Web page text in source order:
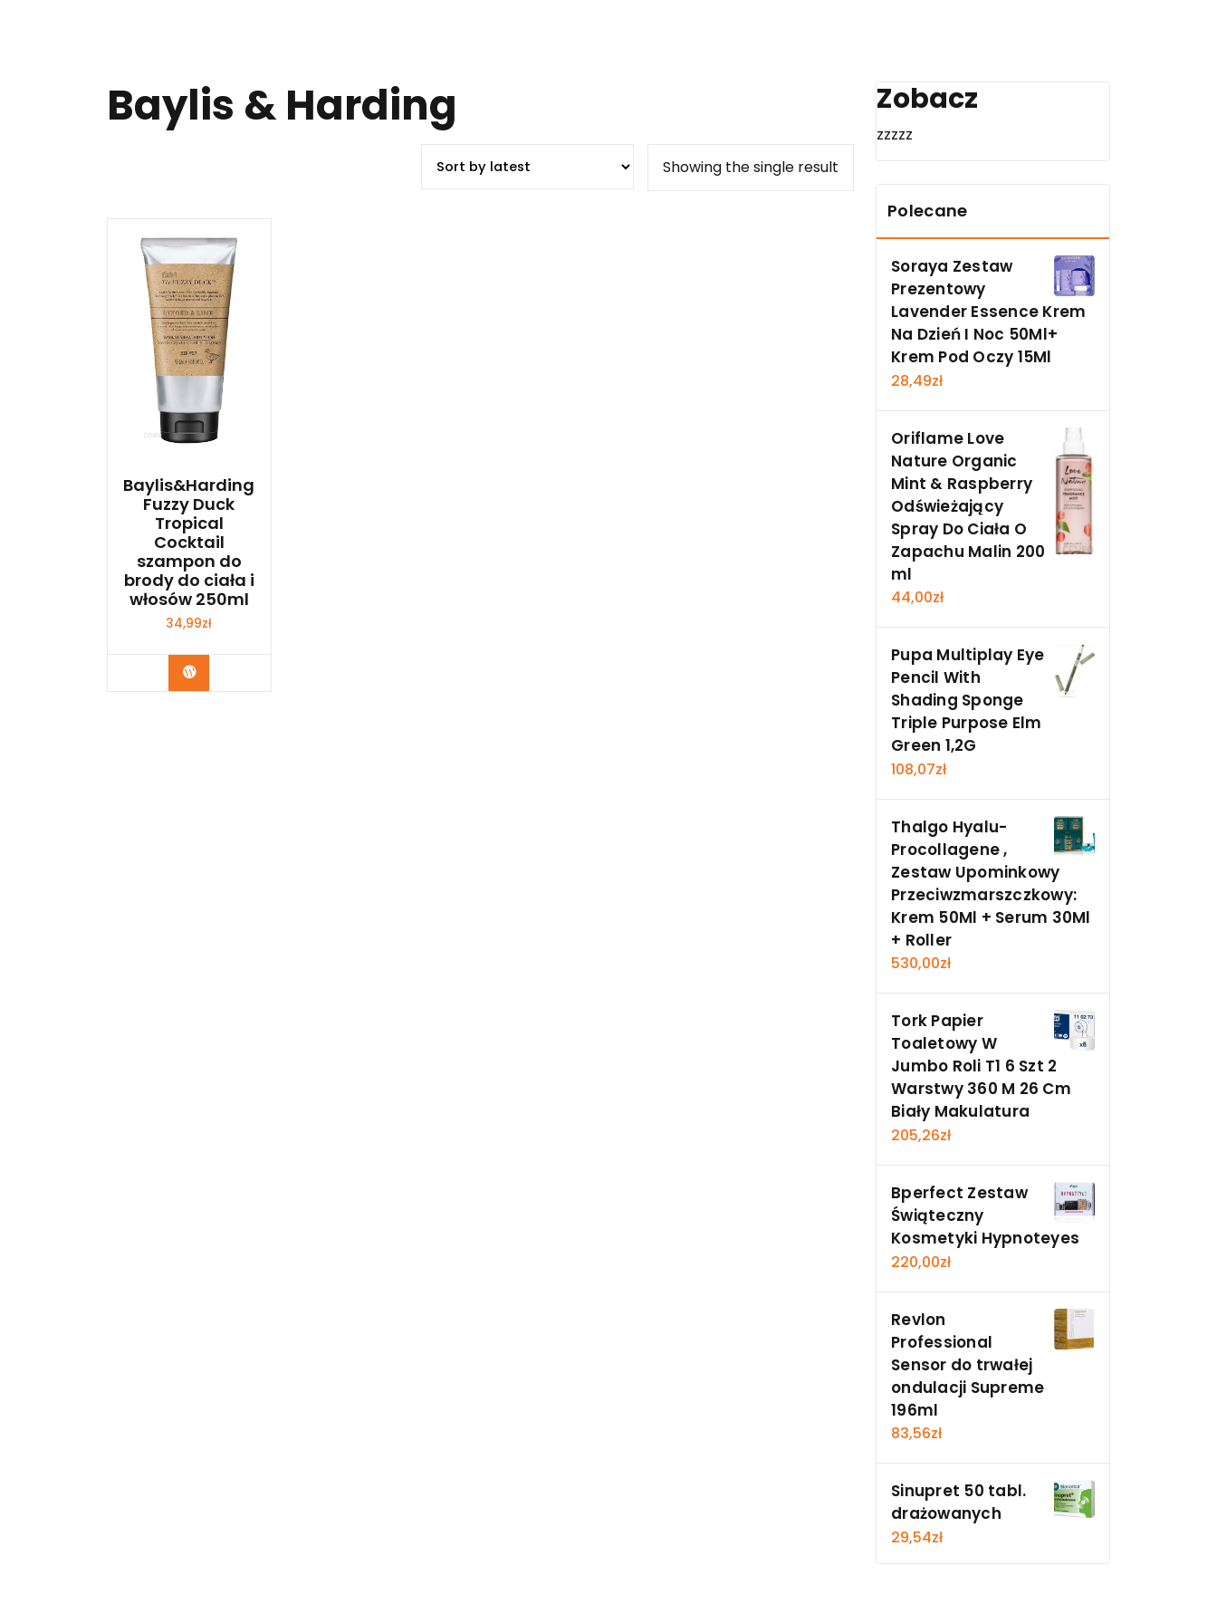
Baylis & Harding
Showing the single result
Baylis&Harding
Fuzzy Duck
Tropical
Cocktail
szampon do
brody do ciała i
włosów 250ml
34,99zł
Zobacz
Zobacz
zzzzz
Polecane
Soraya Zestaw
Prezentowy
Lavender Essence Krem
Na Dzień I Noc 50Ml+
Krem Pod Oczy 15Ml
28,49zł
Oriflame Love
Nature Organic
Mint & Raspberry
Odświeżający
Spray Do Ciała O
Zapachu Malin 200
ml
44,00zł
Pupa Multiplay Eye
Pencil With
Shading Sponge
Triple Purpose Elm
Green 1,2G
108,07zł
Thalgo Hyalu-
Procollagene ,
Zestaw Upominkowy
Przeciwzmarszczkowy:
Krem 50Ml + Serum 30Ml
+ Roller
530,00zł
Tork Papier
Toaletowy W
Jumbo Roli T1 6 Szt 2
Warstwy 360 M 26 Cm
Biały Makulatura
205,26zł
Bperfect Zestaw
Świąteczny
Kosmetyki Hypnoteyes
220,00zł
Revlon
Professional
Sensor do trwałej
ondulacji Supreme
196ml
83,56zł
Sinupret 50 tabl.
drażowanych
29,54zł